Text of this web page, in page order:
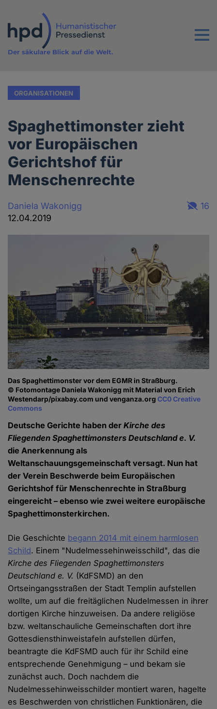
Inhalt
Menu
Der säkulare Blick auf die Welt.
ORGANISATIONEN
Spaghettimonster zieht
vor Europäischen
Gerichtshof für
Menschenrechte
Daniela Wakonigg
12.04.2019
16
Das Spaghettimonster vor dem EGMR in Straßburg.
© Fotomontage Daniela Wakonigg mit Material von Erich
Westendarp/pixabay.com und venganza.orgCC0 Creative
Commons
Deutsche Gerichte haben derKirche des
Fliegenden Spaghettimonsters Deutschland e. V.
die Anerkennung als
Weltanschauungsgemeinschaft versagt. Nun hat
der Verein Beschwerde beim Europäischen
Gerichtshof für Menschenrechte in Straßburg
eingereicht – ebenso wie zwei weitere europäische
Spaghettimonsterkirchen.
Die Geschichte begann 2014 mit einem harmlosen
Schild. Einem "Nudelmessehinweisschild", das die
Kirche des Fliegenden Spaghettimonsters
Deutschland e. V. (KdFSMD) an den
Ortseingangsstraßen der Stadt Templin aufstellen
wollte, um auf die freitäglichen Nudelmessen in ihrer
dortigen Kirche hinzuweisen. Da andere religiöse
bzw. weltanschauliche Gemeinschaften dort ihre
Gottesdiensthinweistafeln aufstellen dürfen,
beantragte die KdFSMD auch für ihr Schild eine
entsprechende Genehmigung – und bekam sie
zunächst auch. Doch nachdem die
Nudelmessehinweisschilder montiert waren, hagelte
es Beschwerden von christlichen Funktionären, die